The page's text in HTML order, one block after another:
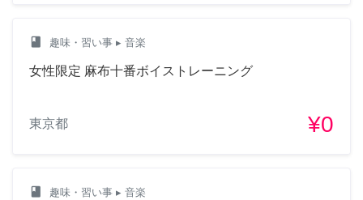
class 趣味・習い事 ▸ 音楽
女性限定 麻布十番ボイストレーニング
東京都 ¥0
class 趣味・習い事 ▸ 音楽